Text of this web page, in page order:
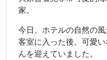
家。
今日、ホテルの自然の風
客室に入った後、可愛
んを迎えていました。